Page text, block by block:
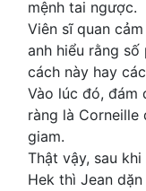
mệnh tai ngược.
Viên sĩ quan
anh hiểu rằng
cách này hay
Vào lúc đó, đám
ràng là
giam.
Thật vậy, sau
Hek thì Jean